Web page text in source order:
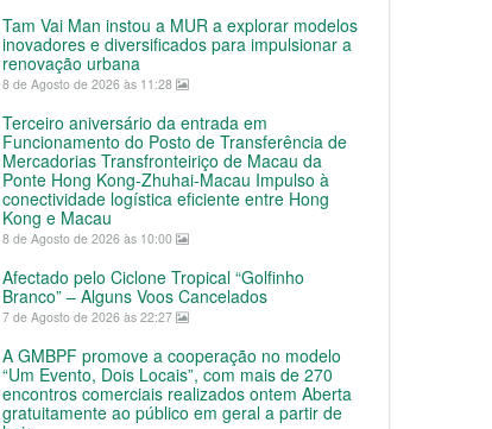
Tam Vai Man instou a MUR a explorar modelos
inovadores e diversificados para impulsionar a
renovação urbana
8 de Agosto de 2026 às 11:28
Terceiro aniversário da entrada em
Funcionamento do Posto de Transferência de
Mercadorias Transfronteiriço de Macau da
Ponte Hong Kong-Zhuhai-Macau Impulso à
conectividade logística eficiente entre Hong
Kong e Macau
8 de Agosto de 2026 às 10:00
Afectado pelo Ciclone Tropical “Golfinho
Branco” – Alguns Voos Cancelados
7 de Agosto de 2026 às 22:27
A GMBPF promove a cooperação no modelo
“Um Evento, Dois Locais”, com mais de 270
encontros comerciais realizados ontem Aberta
gratuitamente ao público em geral a partir de